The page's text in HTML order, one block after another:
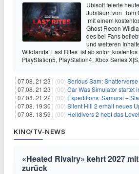
Ubisoft feierte
Jubiläum von Tom
mit einem
Ghost Recon
des bei Fans
und weiteren
Wildlands: Last Rites ist ab sofort
PlayStation5, PlayStation4, Xbox Series
07.08. 21:23 | (00) Serious Sam: Shatterverse lädt zum
07.08. 21:23 | (00) Car Was Simulator startet in den
07.08. 21:22 | (00) Expeditions: Samurai – Start in den Early
07.08. 19:30 | (00) Silent Hill 2 erhält neues Update –
07.08. 18:59 | (00) Helldivers 2 hebt das Level-Limit an –
KINO/TV-NEWS
«Heated Rivalry» kehrt 2027
zurück